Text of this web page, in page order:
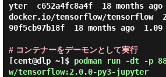
yter  c652a4fc8a4f  18 months ago
docker.io/tensorflow/tensorflow
90f5cb97b18f  18 months ago  1.09
# コンテナーをデーモンとして実行
[cent@dlp ~]$ podman run -dt -p
w/tensorflow:2.0.0-py3-jupyter